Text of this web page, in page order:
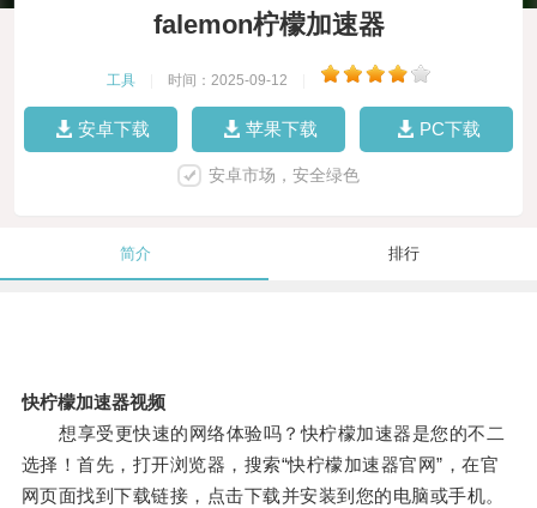
falemon柠檬加速器
工具 时间：2025-09-12
安卓下载 苹果下载 PC下载
安卓市场，安全绿色
简介 排行
快柠檬加速器视频
想享受更快速的网络体验吗？快柠檬加速器是您的不二
选择！首先，打开浏览器，搜索“快柠檬加速器官网”，在官
网页面找到下载链接，点击下载并安装到您的电脑或手机。